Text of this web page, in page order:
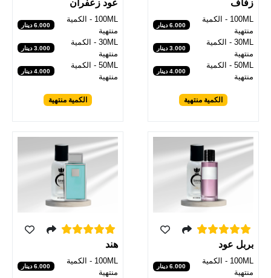
زفاف
100ML - الكمية
منتهية
6.000 دينار
30ML - الكمية
منتهية
3.000 دينار
50ML - الكمية
منتهية
4.000 دينار
الكمية منتهية
عود زعفران
100ML - الكمية
منتهية
6.000 دينار
30ML - الكمية
منتهية
3.000 دينار
50ML - الكمية
منتهية
4.000 دينار
الكمية منتهية
بربل عود
100ML - الكمية
منتهية
6.000 دينار
هند
100ML - الكمية
منتهية
6.000 دينار